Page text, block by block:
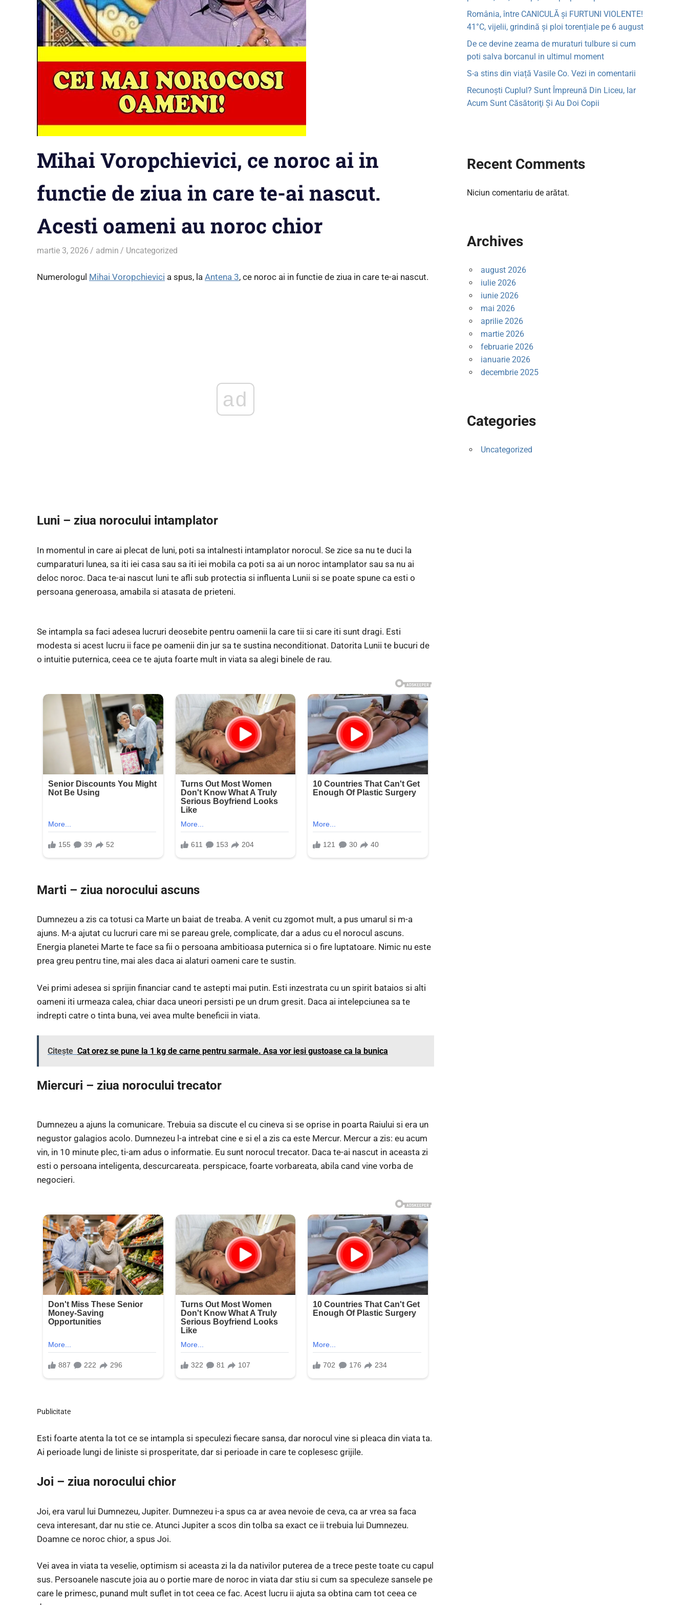
Mihai Voropchievici, ce noroc ai in
functie de ziua in care te-ai nascut.
Acesti oameni au noroc chior
martie 3, 2026 admin Uncategorized
Numerologul Mihai Voropchievici a spus, la Antena 3, ce noroc ai in functie de ziua in care te-ai nascut.
ad
Luni – ziua norocului intamplator
In momentul in care ai plecat de luni, poti sa intalnesti intamplator norocul. Se zice sa nu te duci la
cumparaturi lunea, sa iti iei casa sau sa iti iei mobila ca poti sa ai un noroc intamplator sau sa nu ai
deloc noroc. Daca te-ai nascut luni te afli sub protectia si influenta Lunii si se poate spune ca esti o
persoana generoasa, amabila si atasata de prieteni.
Se intampla sa faci adesea lucruri deosebite pentru oamenii la care tii si care iti sunt dragi. Esti
modesta si acest lucru ii face pe oamenii din jur sa te sustina neconditionat. Datorita Lunii te bucuri de
o intuitie puternica, ceea ce te ajuta foarte mult in viata sa alegi binele de rau.
Marti – ziua norocului ascuns
Dumnezeu a zis ca totusi ca Marte un baiat de treaba. A venit cu zgomot mult, a pus umarul si m-a
ajuns. M-a ajutat cu lucruri care mi se pareau grele, complicate, dar a adus cu el norocul ascuns.
Energia planetei Marte te face sa fii o persoana ambitioasa puternica si o fire luptatoare. Nimic nu este
prea greu pentru tine, mai ales daca ai alaturi oameni care te sustin.
Vei primi adesea si sprijin financiar cand te astepti mai putin. Esti inzestrata cu un spirit bataios si alti
oameni iti urmeaza calea, chiar daca uneori persisti pe un drum gresit. Daca ai intelepciunea sa te
indrepti catre o tinta buna, vei avea multe beneficii in viata.
Citește Cat orez se pune la 1 kg de carne pentru sarmale. Asa vor iesi gustoase ca la bunica
Miercuri – ziua norocului trecator
Dumnezeu a ajuns la comunicare. Trebuia sa discute el cu cineva si se oprise in poarta Raiului si era un
negustor galagios acolo. Dumnezeu l-a intrebat cine e si el a zis ca este Mercur. Mercur a zis: eu acum
vin, in 10 minute plec, ti-am adus o informatie. Eu sunt norocul trecator. Daca te-ai nascut in aceasta zi
esti o persoana inteligenta, descurcareata. perspicace, foarte vorbareata, abila cand vine vorba de
negocieri.
Publicitate
Esti foarte atenta la tot ce se intampla si speculezi fiecare sansa, dar norocul vine si pleaca din viata ta.
Ai perioade lungi de liniste si prosperitate, dar si perioade in care te coplesesc grijile.
Joi – ziua norocului chior
Joi, era varul lui Dumnezeu, Jupiter. Dumnezeu i-a spus ca ar avea nevoie de ceva, ca ar vrea sa faca
ceva interesant, dar nu stie ce. Atunci Jupiter a scos din tolba sa exact ce ii trebuia lui Dumnezeu.
Doamne ce noroc chior, a spus Joi.
Vei avea in viata ta veselie, optimism si aceasta zi la da nativilor puterea de a trece peste toate cu capul
sus. Persoanele nascute joia au o portie mare de noroc in viata dar stiu si cum sa speculeze sansele pe
care le primesc, punand mult suflet in tot ceea ce fac. Acest lucru ii ajuta sa obtina cam tot ceea ce
România, între CANICULĂ și FURTUNI VIOLENTE!
41°C, vijelii, grindină și ploi torențiale pe 6 august
De ce devine zeama de muraturi tulbure si cum
poti salva borcanul in ultimul moment
S-a stins din viață Vasile Co. Vezi in comentarii
Recunoşti Cuplul? Sunt Împreună Din Liceu, Iar
Acum Sunt Căsătoriţi Şi Au Doi Copii
Recent Comments
Niciun comentariu de arătat.
Archives
august 2026
iulie 2026
iunie 2026
mai 2026
aprilie 2026
martie 2026
februarie 2026
ianuarie 2026
decembrie 2025
Categories
Uncategorized